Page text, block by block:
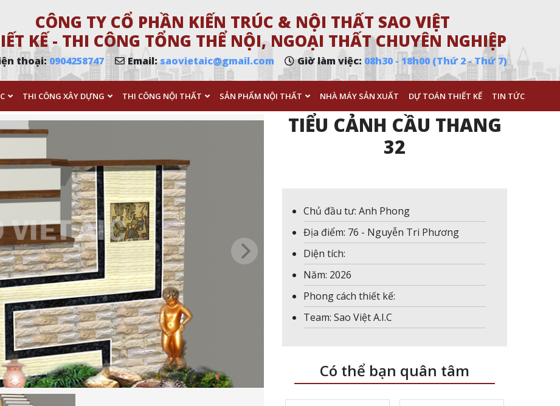
CÔNG TY CỔ PHẦN KIẾN TRÚC & NỘI THẤT SAO VIỆT
KẾ - THI CÔNG TỔNG THỂ NỘI, NGOẠI THẤT CHUYÊN NGHIỆP
thoại:0904258747 Email: saovietaic@gmail.com Giờ làm việc: 08h30 - 18h00 (Thứ 2 - Thứ 7)
THI CÔNG XÂY DỰNG THI CÔNG NỘI THẤT SẢN PHẨM NỘI THẤT NHÀ MÁY SẢN XUẤT DỰ TOÁN THIẾT KẾ TIN TỨC
TIỂU CẢNH CẦU THANG
32
Chủ đầu tư: Anh Phong
Địa điểm: 76 - Nguyễn Tri Phương
Diện tích:
Năm: 2026
Phong cách thiết kế:
Team: Sao Việt A.I.C
Có thể bạn quân tâm